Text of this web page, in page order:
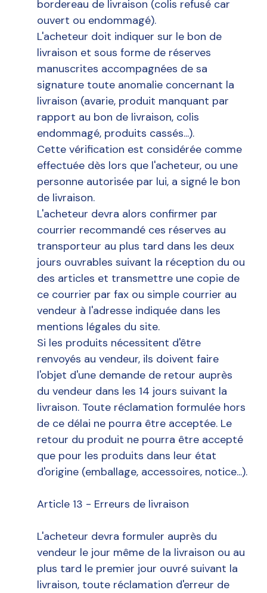
bordereau de livraison (colis refusé car
ouvert ou endommagé).
L'acheteur doit indiquer sur le bon de
livraison et sous forme de réserves
manuscrites accompagnées de sa
signature toute anomalie concernant la
livraison (avarie, produit manquant par
rapport au bon de livraison, colis
endommagé, produits cassés...).
Cette vérification est considérée comme
effectuée dès lors que l'acheteur, ou une
personne autorisée par lui, a signé le bon
de livraison.
L'acheteur devra alors confirmer par
courrier recommandé ces réserves au
transporteur au plus tard dans les deux
jours ouvrables suivant la réception du ou
des articles et transmettre une copie de
ce courrier par fax ou simple courrier au
vendeur à l'adresse indiquée dans les
mentions légales du site.
Si les produits nécessitent d'être
renvoyés au vendeur, ils doivent faire
l'objet d'une demande de retour auprès
du vendeur dans les 14 jours suivant la
livraison. Toute réclamation formulée hors
de ce délai ne pourra être acceptée. Le
retour du produit ne pourra être accepté
que pour les produits dans leur état
d'origine (emballage, accessoires, notice...).
Article 13 - Erreurs de livraison
L'acheteur devra formuler auprès du
vendeur le jour même de la livraison ou au
plus tard le premier jour ouvré suivant la
livraison, toute réclamation d'erreur de